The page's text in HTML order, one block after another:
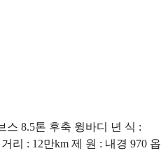
8.5톤 후축 윙바디 년 식 :
리 : 12만km 제 원 : 내경 970 옵